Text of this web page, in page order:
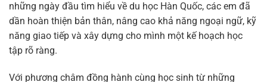
những ngày đầu tìm hiểu về du học Hàn Quốc, các em đã
dần hoàn thiện bản thân, nâng cao khả năng ngoại ngữ, kỹ
năng giao tiếp và xây dựng cho mình một kế hoạch học
tập rõ ràng.
Với phương châm đồng hành cùng học sinh từ những